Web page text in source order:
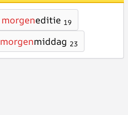
morgeneditie 19
morgenmiddag 23